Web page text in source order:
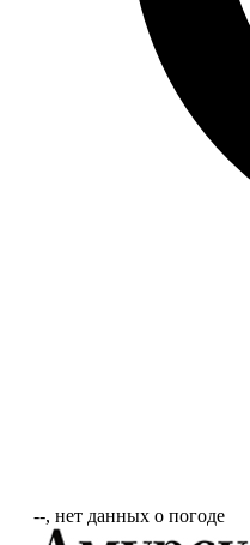
‐‐, нет данных о погоде